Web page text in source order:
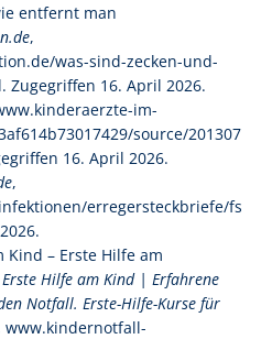
entfernt man
,
was-sind-zecken-und-
16. April 2026.
im-
source/201307
16. April 2026.
,
erregersteckbriefe/fs
Kind – Erste Hilfe am
Hilfe am Kind | Erfahrene
Notfall. Erste-Hilfe-Kurse für
www.kindernotfall-